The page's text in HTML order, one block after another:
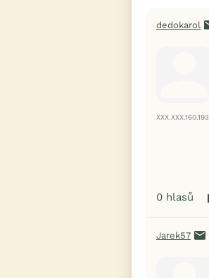
dedokarol
XXX.XXX.160.193
0 hlasů
Jarek57